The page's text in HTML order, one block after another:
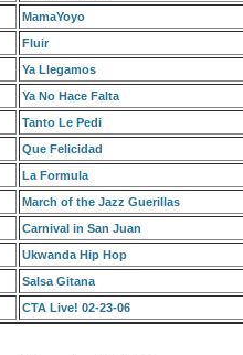
MamaYoyo
Fluir
Ya Llegamos
Ya No Hace Falta
Tanto Le Pedi
Que Felicidad
La Formula
March of the Jazz Guerillas
Carnival in San Juan
Ukwanda Hip Hop
Salsa Gitana
CTA Live! 02-23-06